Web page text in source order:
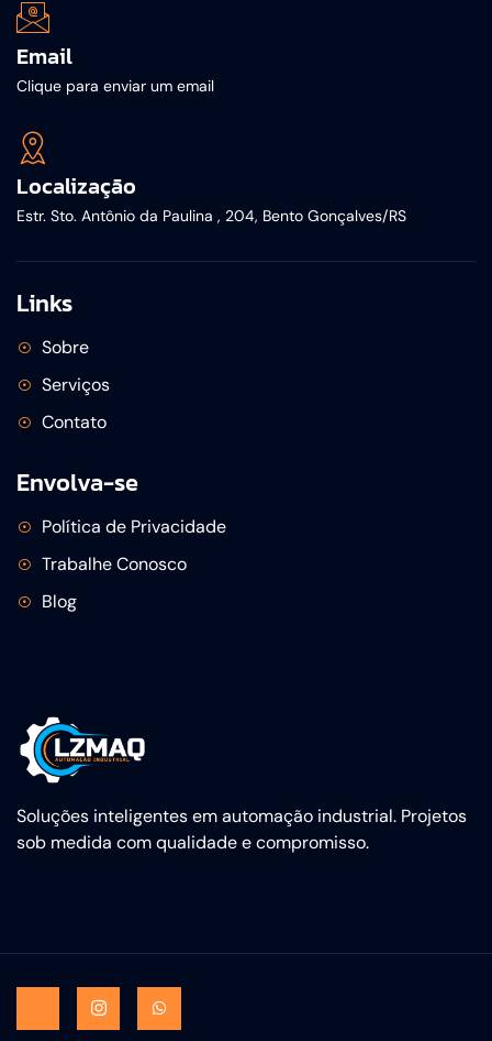
Soluções inteligentes em automação industrial. Projetos
sob medida com qualidade e compromisso.
Email
Clique para enviar um email
Localização
Estr. Sto. Antônio da Paulina , 204, Bento Gonçalves/RS
Links
Sobre
Serviços
Contato
Envolva-se
Política de Privacidade
Trabalhe Conosco
Blog